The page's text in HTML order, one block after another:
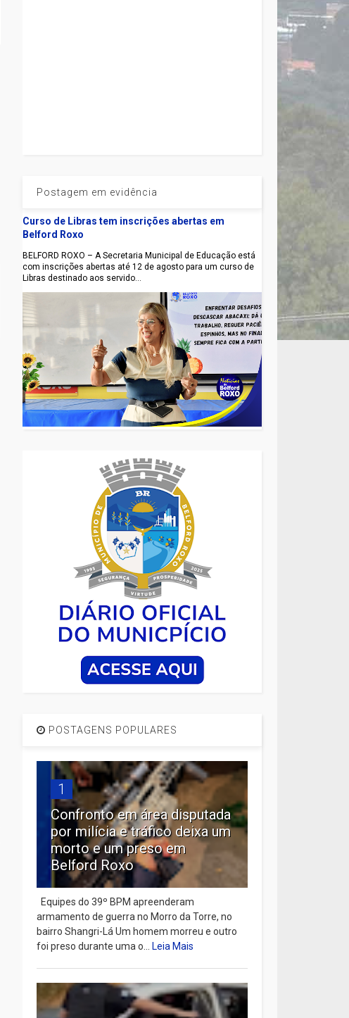
Postagem em evidência
Curso de Libras tem inscrições abertas em
Belford Roxo
BELFORD ROXO – A Secretaria Municipal de Educação está
com inscrições abertas até 12 de agosto para um curso de
Libras destinado aos servido...
POSTAGENS POPULARES
1
Confronto em área disputada
por milícia e tráfico deixa um
morto e um preso em
Belford Roxo
Equipes do 39º BPM apreenderam
armamento de guerra no Morro da Torre, no
bairro Shangri-Lá Um homem morreu e outro
foi preso durante uma o...Leia Mais